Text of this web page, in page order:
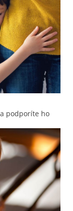
podporíte ho